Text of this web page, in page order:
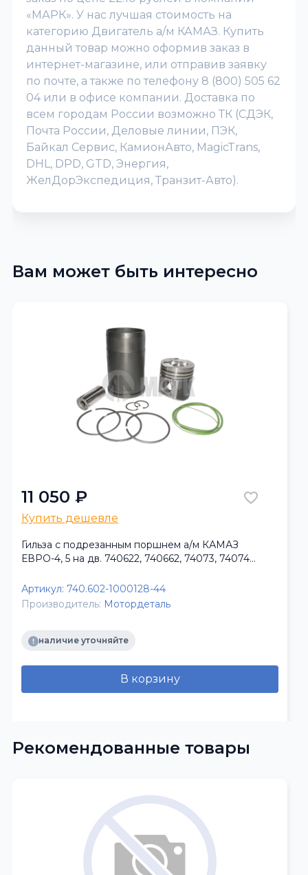
«МАРК». У нас лучшая стоимость на
категорию Двигатель а/м КАМАЗ. Купить
данный товар можно оформив заказ в
интернет-магазине, или отправив заявку
по почте, а также по телефону 8 (800) 505 62
04 или в офисе компании. Доставка по
всем городам России возможно ТК (СДЭК,
Почта России, Деловые линии, ПЭК,
Байкал Сервис, КамионАвто, MagicTrans,
DHL, DPD, GTD, Энергия,
ЖелДорЭкспедиция, Транзит-Авто).
Вам может быть интересно
11 050 ₽
Купить дешевле
Гильза с подрезанным поршнем а/м КАМАЗ
ЕВРО-4, 5 на дв. 740622, 740662, 74073, 74074
Артикул: 740.602-1000128-44
Производитель: Мотордеталь
наличие уточняйте
В корзину
Рекомендованные товары